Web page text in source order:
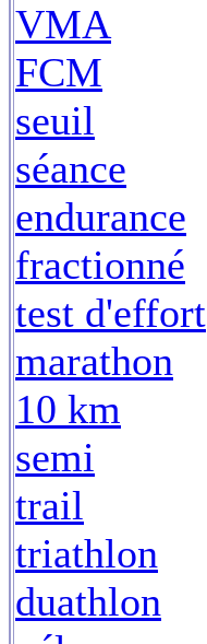
VMA
FCM
seuil
séance
endurance
fractionné
test d'effort
marathon
10 km
semi
trail
triathlon
duathlon